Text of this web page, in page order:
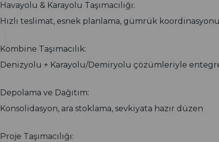
Havayolu & Karayolu Taşımacılığı:
Hızlı teslimat, esnek planlama, gümrük koordinasyonu
Kombine Taşımacılık:
Denizyolu + Karayolu/Demiryolu çözümleriyle
Depolama ve Dağıtım:
Konsolidasyon, ara stoklama, sevkiyata hazır düzen
Proje Taşımacılığı: